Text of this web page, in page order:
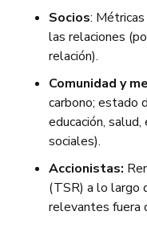
Socios:
las relaciones
relación).
Comunidad y
carbono; estado
educación,
sociales).
Accionistas:
(TSR) a lo largo
relevantes fuera